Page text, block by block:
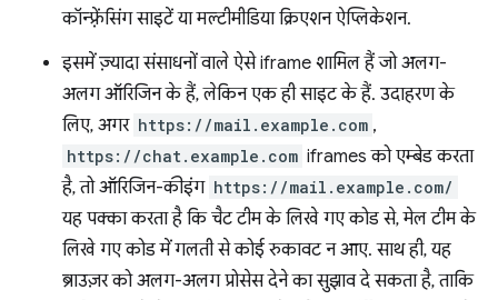
कॉन्फ़्रेंसिंग साइटें या मल्टीमीडिया क्रिएशन ऐप्लिकेशन.
इसमें ज़्यादा संसाधनों वाले ऐसे iframe शामिल हैं जो अलग-
अलग ऑरिजिन के हैं, लेकिन एक ही साइट के हैं. उदाहरण के
लिए, अगर https://mail.example.com ,
https://chat.example.com iframes को एम्बेड करता
है, तो ऑरिजिन-कीइंग https://mail.example.com/
यह पक्का करता है कि चैट टीम के लिखे गए कोड से, मेल टीम के
लिखे गए कोड में गलती से कोई रुकावट न आए. साथ ही, यह
ब्राउज़र को अलग-अलग प्रोसेस देने का सुझाव दे सकता है, ताकि